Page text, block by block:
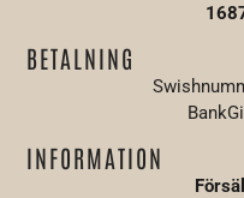
BETALNING
INFORMATION